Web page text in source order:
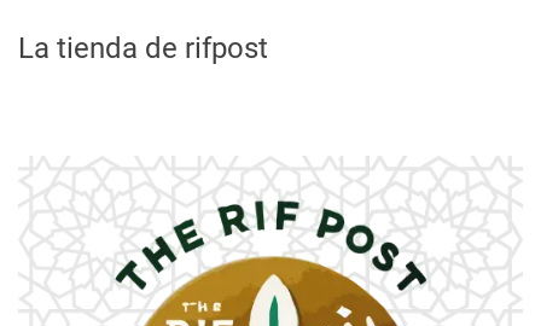
La tienda de rifpost